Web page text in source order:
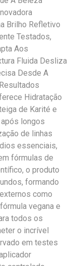
Brilho Refletivo
Testados,
Aos
Fluida Desliza
Desde A
Hidratação
de Karité e
longos
de linhas
essenciais,
fórmulas de
o produto
formando
como
vegana e
todos os
o incrível
em testes